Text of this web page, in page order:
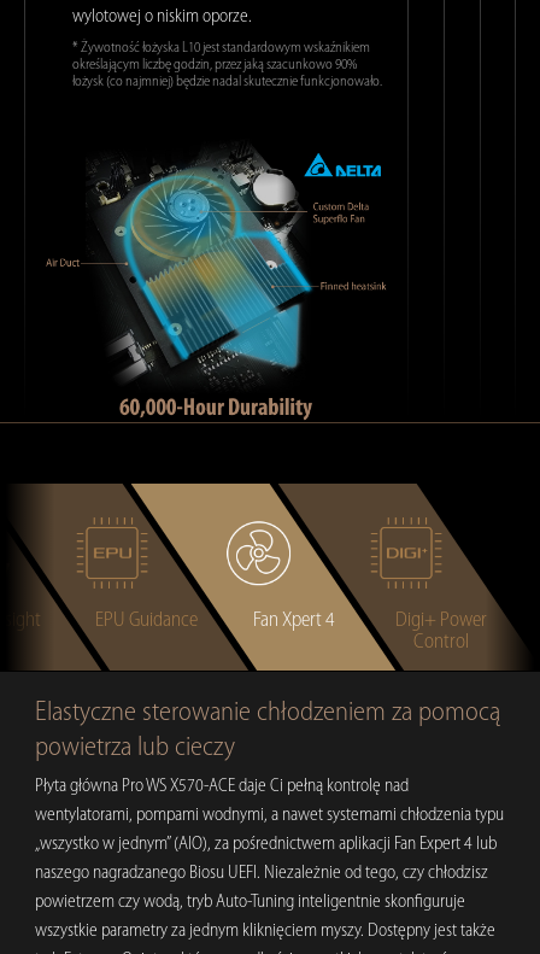
wylotowej o niskim oporze.
* Żywotność łożyska L10 jest standardowym wskaźnikiem
określającym liczbę godzin, przez jaką szacunkowo 90%
łożysk (co najmniej) będzie nadal skutecznie funkcjonowało.
EPU Guidance Fan Xpert 4
Digi+ Power
Control
Elastyczne sterowanie chłodzeniem za pomocą
powietrza lub cieczy
Płyta główna Pro WS X570-ACE daje Ci pełną kontrolę nad
wentylatorami, pompami wodnymi, a nawet systemami chłodzenia typu
„wszystko w jednym” (AIO), za pośrednictwem aplikacji Fan Expert 4 lub
naszego nagradzanego Biosu UEFI. Niezależnie od tego, czy chłodzisz
powietrzem czy wodą, tryb Auto-Tuning inteligentnie skonfiguruje
wszystkie parametry za jednym kliknięciem myszy. Dostępny jest także